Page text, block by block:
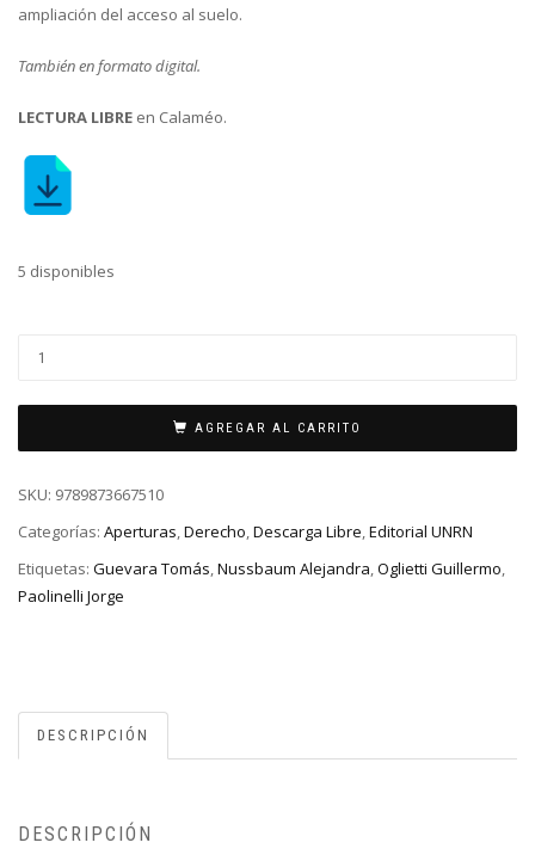
ampliación del acceso al suelo.
También en formato digital.
LECTURA LIBRE en Calaméo.
5 disponibles
AGREGAR AL CARRITO
SKU: 9789873667510
Categorías: Aperturas,Derecho,Descarga Libre,Editorial UNRN
Etiquetas: Guevara Tomás,Nussbaum Alejandra,Oglietti Guillermo,
Paolinelli Jorge
DESCRIPCIÓN
DESCRIPCIÓN